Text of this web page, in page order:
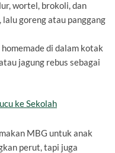
wortel, brokoli, dan
goreng atau panggang
di dalam kotak
jagung rebus sebagai
ke Sekolah
MBG untuk anak
perut, tapi juga